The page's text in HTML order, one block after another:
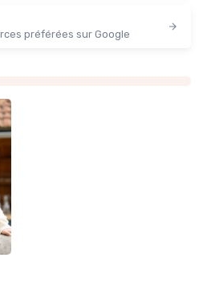
préférées sur Google